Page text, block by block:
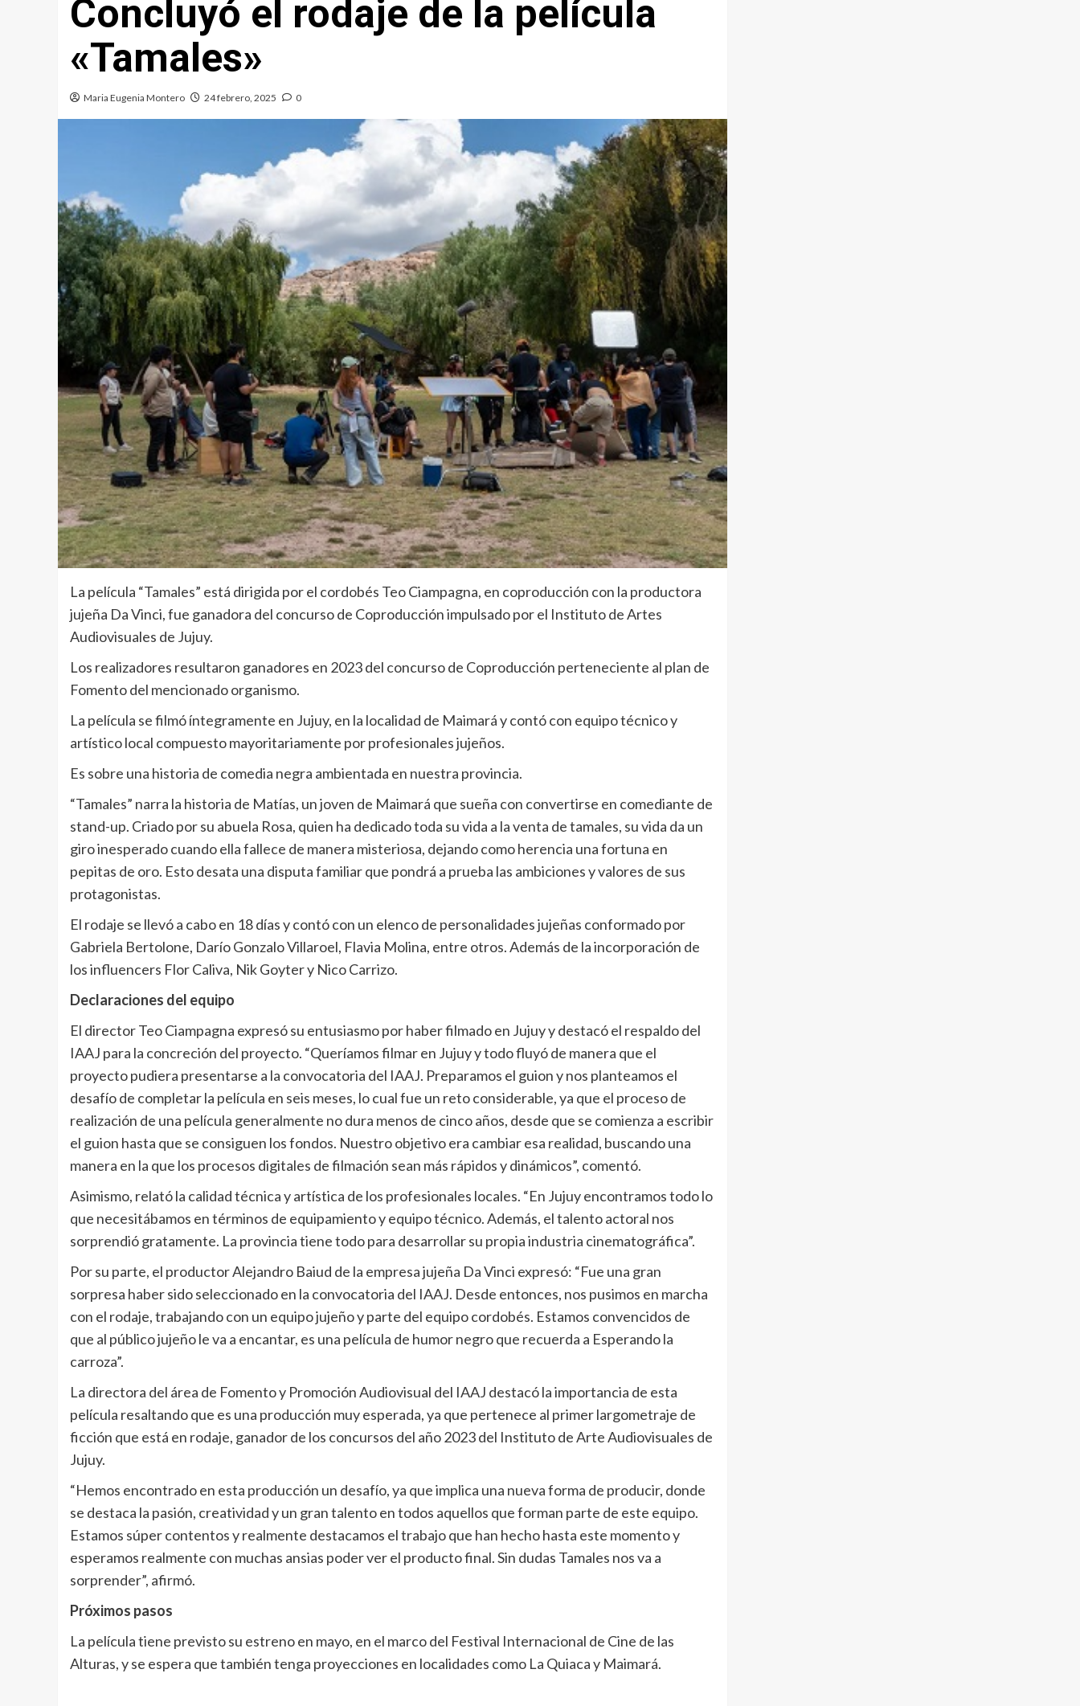
Concluyó el rodaje de la película
«Tamales»
Maria Eugenia Montero 24 febrero, 2025 0
La película “Tamales” está dirigida por el cordobés Teo Ciampagna, en coproducción con la productora
jujeña Da Vinci, fue ganadora del concurso de Coproducción impulsado por el Instituto de Artes
Audiovisuales de Jujuy.
Los realizadores resultaron ganadores en 2023 del concurso de Coproducción perteneciente al plan de
Fomento del mencionado organismo.
La película se filmó íntegramente en Jujuy, en la localidad de Maimará y contó con equipo técnico y
artístico local compuesto mayoritariamente por profesionales jujeños.
Es sobre una historia de comedia negra ambientada en nuestra provincia.
“Tamales” narra la historia de Matías, un joven de Maimará que sueña con convertirse en comediante de
stand-up. Criado por su abuela Rosa, quien ha dedicado toda su vida a la venta de tamales, su vida da un
giro inesperado cuando ella fallece de manera misteriosa, dejando como herencia una fortuna en
pepitas de oro. Esto desata una disputa familiar que pondrá a prueba las ambiciones y valores de sus
protagonistas.
El rodaje se llevó a cabo en 18 días y contó con un elenco de personalidades jujeñas conformado por
Gabriela Bertolone, Darío Gonzalo Villaroel, Flavia Molina, entre otros. Además de la incorporación de
los influencers Flor Caliva, Nik Goyter y Nico Carrizo.
Declaraciones del equipo
El director Teo Ciampagna expresó su entusiasmo por haber filmado en Jujuy y destacó el respaldo del
IAAJ para la concreción del proyecto. “Queríamos filmar en Jujuy y todo fluyó de manera que el
proyecto pudiera presentarse a la convocatoria del IAAJ. Preparamos el guion y nos planteamos el
desafío de completar la película en seis meses, lo cual fue un reto considerable, ya que el proceso de
realización de una película generalmente no dura menos de cinco años, desde que se comienza a escribir
el guion hasta que se consiguen los fondos. Nuestro objetivo era cambiar esa realidad, buscando una
manera en la que los procesos digitales de filmación sean más rápidos y dinámicos”, comentó.
Asimismo, relató la calidad técnica y artística de los profesionales locales. “En Jujuy encontramos todo lo
que necesitábamos en términos de equipamiento y equipo técnico. Además, el talento actoral nos
sorprendió gratamente. La provincia tiene todo para desarrollar su propia industria cinematográfica”.
Por su parte, el productor Alejandro Baiud de la empresa jujeña Da Vinci expresó: “Fue una gran
sorpresa haber sido seleccionado en la convocatoria del IAAJ. Desde entonces, nos pusimos en marcha
con el rodaje, trabajando con un equipo jujeño y parte del equipo cordobés. Estamos convencidos de
que al público jujeño le va a encantar, es una película de humor negro que recuerda a Esperando la
carroza”.
La directora del área de Fomento y Promoción Audiovisual del IAAJ destacó la importancia de esta
película resaltando que es una producción muy esperada, ya que pertenece al primer largometraje de
ficción que está en rodaje, ganador de los concursos del año 2023 del Instituto de Arte Audiovisuales de
Jujuy.
“Hemos encontrado en esta producción un desafío, ya que implica una nueva forma de producir, donde
se destaca la pasión, creatividad y un gran talento en todos aquellos que forman parte de este equipo.
Estamos súper contentos y realmente destacamos el trabajo que han hecho hasta este momento y
esperamos realmente con muchas ansias poder ver el producto final. Sin dudas Tamales nos va a
sorprender”, afirmó.
Próximos pasos
La película tiene previsto su estreno en mayo, en el marco del Festival Internacional de Cine de las
Alturas, y se espera que también tenga proyecciones en localidades como La Quiaca y Maimará.